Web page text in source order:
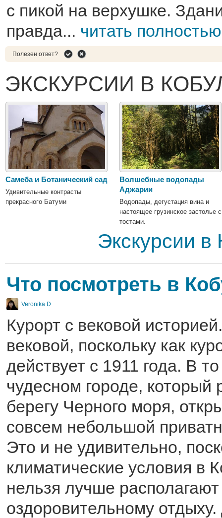
с пикой на верхушке.
правда... читать полностью
Полезен ответ?
ЭКСКУРСИИ В
Самеба и Ботанический сад
Удивительные контрасты
прекрасного Батуми
Волшебные водопады
Аджарии
Водопады, дегустация вина и
настоящее грузинское застолье с
тостами.
Экскурсии в
Что посмотреть в
Veronika D
Курорт с вековой
вековой, поскольку как
действует с 1911 года. В
чудесном городе, который
берегу Черного моря,
совсем небольшой
Это и не удивительно,
климатические условия в
нельзя лучше располагают
оздоровительному